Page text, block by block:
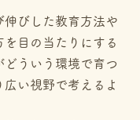
伸びした教育方法や
目の当たりにする
どういう環境で育つ
い視野で考えるよ